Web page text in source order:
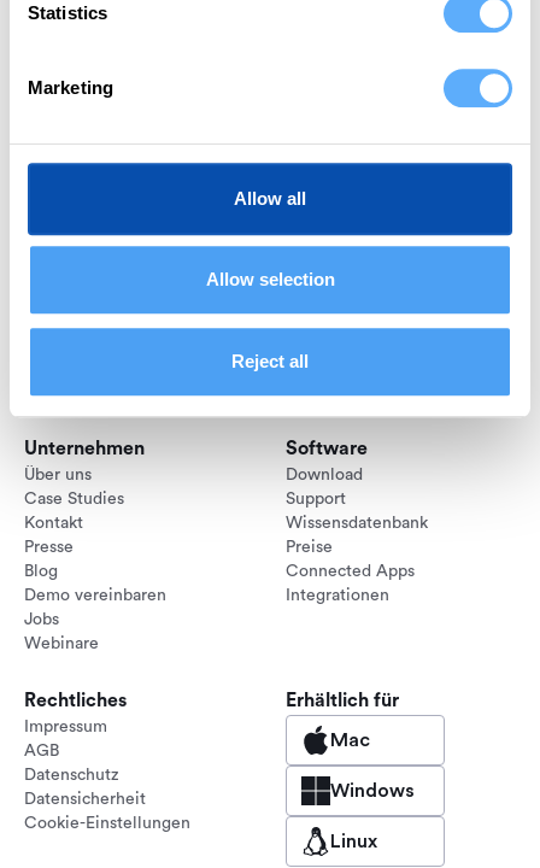
Statistics
Marketing
Allow all
Allow selection
Reject all
man Sheena dabei beobachten, wie sie
© 2016-2026 memtime GmbH
Folge uns:
Unternehmen
Über uns
Case Studies
Kontakt
Presse
Blog
Demo vereinbaren
Jobs
Webinare
Software
Download
Support
Wissensdatenbank
Preise
Connected Apps
Integrationen
Rechtliches
Impressum
AGB
Datenschutz
Datensicherheit
Cookie-Einstellungen
Erhältlich für
Mac
Windows
Linux